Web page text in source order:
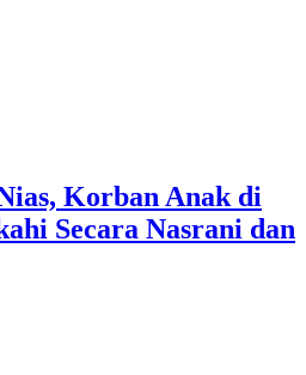
Korban Anak di
Secara Nasrani dan